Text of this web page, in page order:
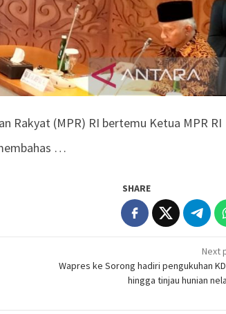
Rakyat (MPR) RI bertemu Ketua MPR RI
…
SHARE
Next
Wapres ke Sorong hadiri pengukuhan
hingga tinjau hunian